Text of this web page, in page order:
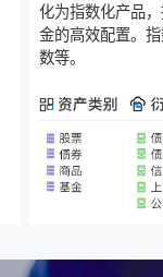
化为指数化产品
金的高效配置。
数等。